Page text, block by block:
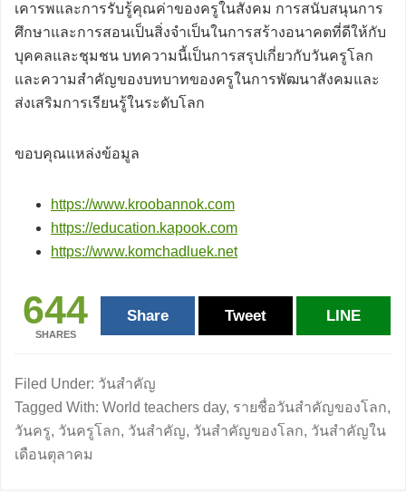
เคารพและการรับรู้คุณค่าของครูในสังคม การสนับสนุนการ
ศึกษาและการสอนเป็นสิ่งจำเป็นในการสร้างอนาคตที่ดีให้กับ
บุคคลและชุมชน บทความนี้เป็นการสรุปเกี่ยวกับวันครูโลก
และความสำคัญของบทบาทของครูในการพัฒนาสังคมและ
ส่งเสริมการเรียนรู้ในระดับโลก
ขอบคุณแหล่งข้อมูล
https://www.kroobannok.com
https://education.kapook.com
https://www.komchadluek.net
644
SHARES
Share Tweet LINE
Filed Under: วันสำคัญ
Tagged With: World teachers day, รายชื่อวันสำคัญของโลก,
วันครู, วันครูโลก, วันสำคัญ, วันสำคัญของโลก, วันสำคัญใน
เดือนตุลาคม